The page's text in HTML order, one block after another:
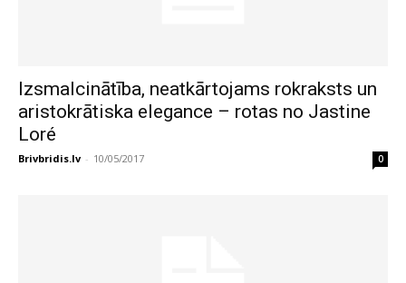
Izsmalcinātība, neatkārtojams rokraksts un
aristokrātiska elegance – rotas no Jastine
Loré
Brivbridis.lv - 10/05/2017 0